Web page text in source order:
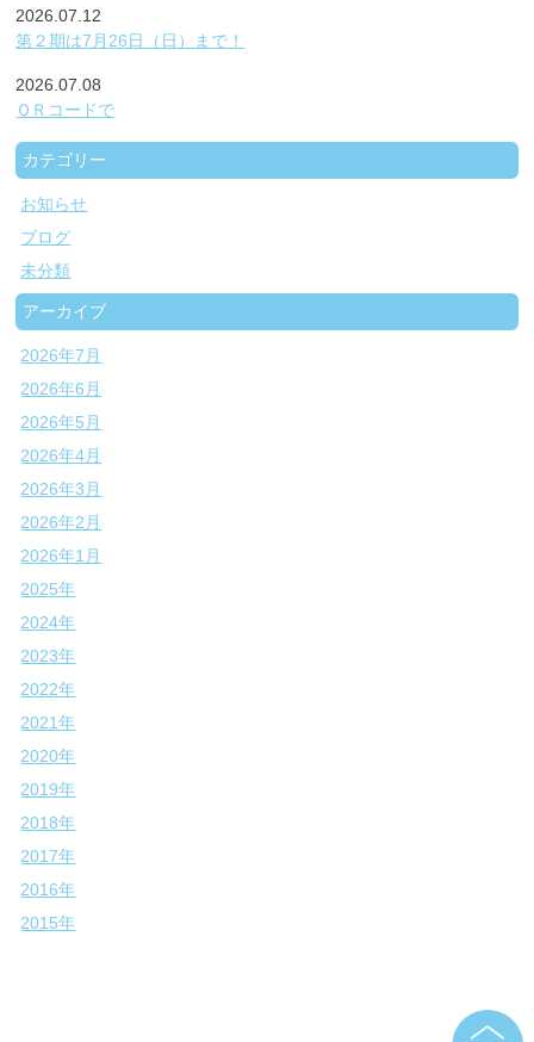
2026.07.12
第２期は7月26日（日）まで！
2026.07.08
ＱＲコードで
カテゴリー
お知らせ
ブログ
未分類
アーカイブ
2026年7月
2026年6月
2026年5月
2026年4月
2026年3月
2026年2月
2026年1月
2025年
2024年
2023年
2022年
2021年
2020年
2019年
2018年
2017年
2016年
2015年